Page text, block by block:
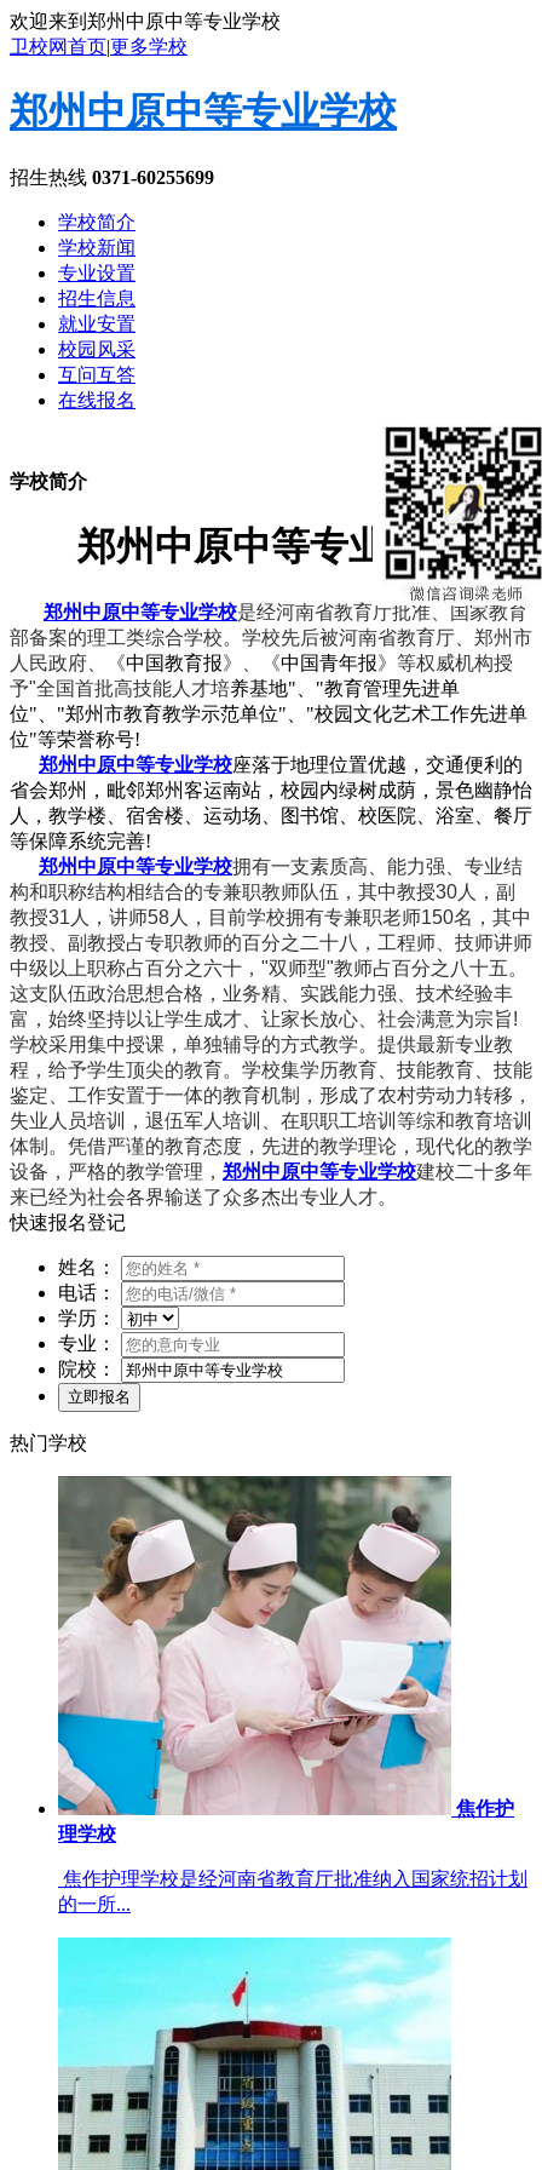
欢迎来到郑州中原中等专业学校
卫校网首页|更多学校
郑州中原中等专业学校
招生热线 0371-60255699
学校简介
学校新闻
专业设置
招生信息
就业安置
校园风采
互问互答
在线报名
学校简介
郑州中原中等专业学校
郑州中原中等专业学校是经河南省教育厅批准、国家教育
部备案的理工类综合学校。学校先后被河南省教育厅、郑州市
人民政府、《中国教育报》、《中国青年报》等权威机构授
予"全国首批高技能人才培养基地"、"教育管理先进单
位"、"郑州市教育教学示范单位"、"校园文化艺术工作先进单
位"等荣誉称号!
郑州中原中等专业学校座落于地理位置优越，交通便利的
省会郑州，毗邻郑州客运南站，校园内绿树成荫，景色幽静怡
人，教学楼、宿舍楼、运动场、图书馆、校医院、浴室、餐厅
等保障系统完善!
郑州中原中等专业学校拥有一支素质高、能力强、专业结
构和职称结构相结合的专兼职教师队伍，其中教授30人，副
教授31人，讲师58人，目前学校拥有专兼职老师150名，其中
教授、副教授占专职教师的百分之二十八，工程师、技师讲师
中级以上职称占百分之六十，"双师型"教师占百分之八十五。
这支队伍政治思想合格，业务精、实践能力强、技术经验丰
富，始终坚持以让学生成才、让家长放心、社会满意为宗旨!
学校采用集中授课，单独辅导的方式教学。提供最新专业教
程，给予学生顶尖的教育。学校集学历教育、技能教育、技能
鉴定、工作安置于一体的教育机制，形成了农村劳动力转移，
失业人员培训，退伍军人培训、在职职工培训等综和教育培训
体制。凭借严谨的教育态度，先进的教学理论，现代化的教学
设备，严格的教学管理， 郑州中原中等专业学校建校二十多年
来已经为社会各界输送了众多杰出专业人才。
快速报名登记
姓名：
电话：
学历：
专业：
院校：
热门学校
焦作护
理学校
焦作护理学校是经河南省教育厅批准纳入国家统招计划
的一所...